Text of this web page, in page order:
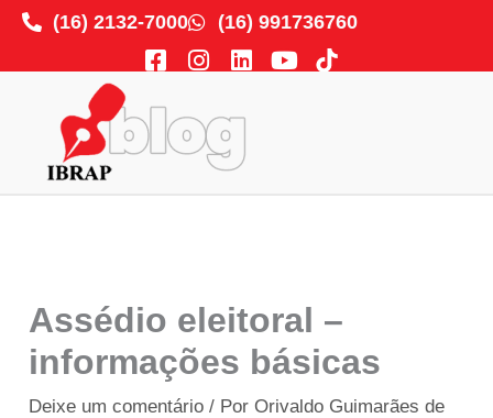
o
(16) 2132-7000 (16) 991736760
F
c
b
u
a
r
e
I
t
a
L
e
Y
Assédio eleitoral –
informações básicas
Deixe um comentário / PorOrivaldo Guimarães de